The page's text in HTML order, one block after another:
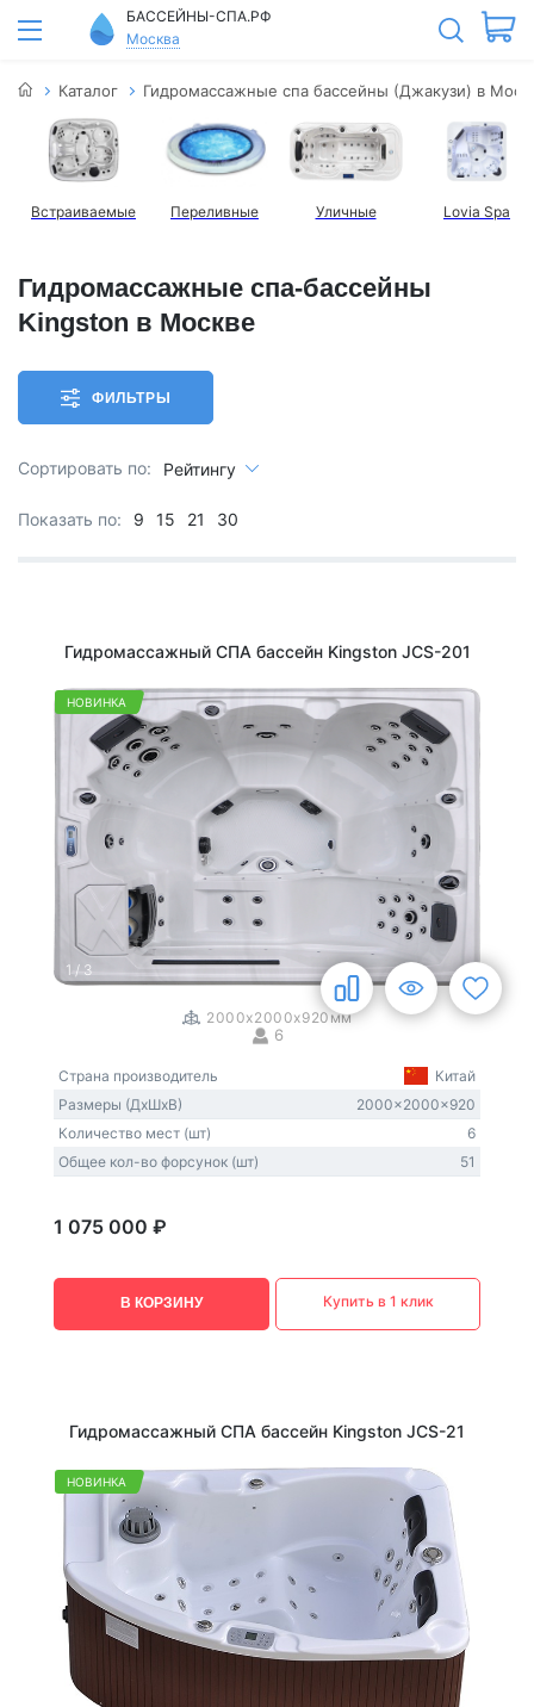
БАССЕЙНЫ-СПА.РФ
Москва
Каталог Гидромассажные спа бассейны (Джакузи) в
Встраиваемые Переливные Уличные Lovia Spa
Гидромассажные спа-бассейны
Kingston в Москве
ФИЛЬТРЫ
Сортировать по: Рейтингу
Показать по: 9 15 21 30
Гидромассажный СПА бассейн Kingston JCS-201
1 / 3
НОВИНКА
2000x2000x920мм
6
Страна производитель
Китай
Размеры (ДxШxВ)
2000x2000x920
Количество мест (шт)
6
Общее кол-во форсунок (шт)
51
1 075 000 ₽
В КОРЗИНУ Купить в 1 клик
Гидромассажный СПА бассейн Kingston JCS-21
НОВИНКА